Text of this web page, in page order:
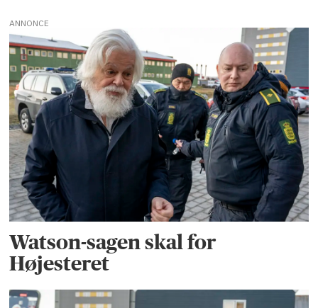
ANNONCE
Watson-sagen skal for
Højesteret